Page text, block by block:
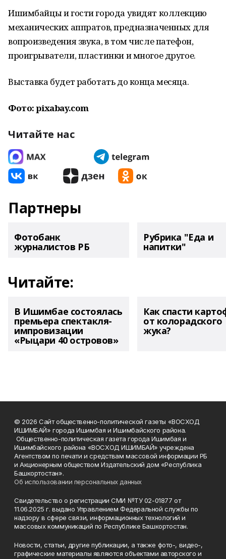
Ишимбайцы и гости города увидят коллекцию
механических аппратов, предназначенных для
вопроизведения звука, в том числе патефон,
проигрыватели, пластинки и многое другое.
Выставка будет работать до конца месяца.
Фото: pixabay.com
Читайте нас
Партнеры
Фотобанк
журналистов РБ
Рубрика "Еда и
напитки"
Читайте:
В Ишимбае состоялась
премьера спектакля-
импровизации
«Рыцари 40 островов»
Как спасти
от колорадского
жука?
© 2026 Сайт общественно-политической газеты «ВОСХОД
ИШИМБАЙ» города Ишимбая и Ишимбайского района.
Общественно-политическая газета города Ишимбая и
Ишимбайского района «ВОСХОД ИШИМБАЙ» учреждена
Агентством по печати и средствам массовой информации РБ
и Акционерным обществом Издательский дом «Республика
Башкортостан».
Об использовании персональных данных
Свидетельство о регистрации СМИ №ТУ 02-01877 от
11.06.2025 г. выдано Управлением Федеральной службы по
надзору в сфере связи, информационных технологий и
массовых коммуникаций по Республике Башкортостан.
Новости, статьи, другие публикации, а также фото-, видео-,
графические материалы являются объектами авторского и